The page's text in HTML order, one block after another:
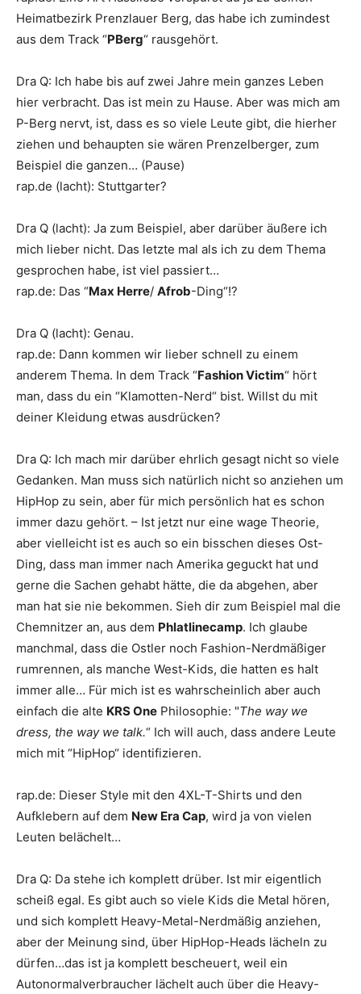
Heimatbezirk Prenzlauer Berg, das habe ich zumindest
aus dem Track “PBerg“ rausgehört.
Dra Q: Ich habe bis auf zwei Jahre mein ganzes Leben
hier verbracht. Das ist mein zu Hause. Aber was mich am
P-Berg nervt, ist, dass es so viele Leute gibt, die hierher
ziehen und behaupten sie wären Prenzelberger, zum
Beispiel die ganzen… (Pause)
rap.de (lacht): Stuttgarter?
Dra Q (lacht): Ja zum Beispiel, aber darüber äußere ich
mich lieber nicht. Das letzte mal als ich zu dem Thema
gesprochen habe, ist viel passiert…
rap.de: Das “Max Herre/ Afrob-Ding“!?
Dra Q (lacht): Genau.
rap.de: Dann kommen wir lieber schnell zu einem
anderem Thema. In dem Track “Fashion Victim“ hört
man, dass du ein “Klamotten-Nerd“ bist. Willst du mit
deiner Kleidung etwas ausdrücken?
Dra Q: Ich mach mir darüber ehrlich gesagt nicht so viele
Gedanken. Man muss sich natürlich nicht so anziehen um
HipHop zu sein, aber für mich persönlich hat es schon
immer dazu gehört. – Ist jetzt nur eine wage Theorie,
aber vielleicht ist es auch so ein bisschen dieses Ost-
Ding, dass man immer nach Amerika geguckt hat und
gerne die Sachen gehabt hätte, die da abgehen, aber
man hat sie nie bekommen. Sieh dir zum Beispiel mal die
Chemnitzer an, aus dem Phlatlinecamp. Ich glaube
manchmal, dass die Ostler noch Fashion-Nerdmäßiger
rumrennen, als manche West-Kids, die hatten es halt
immer alle… Für mich ist es wahrscheinlich aber auch
einfach die alte KRS One Philosophie: "The way we
dress, the way we talk.“ Ich will auch, dass andere Leute
mich mit “HipHop“ identifizieren.
rap.de: Dieser Style mit den 4XL-T-Shirts und den
Aufklebern auf dem New Era Cap, wird ja von vielen
Leuten belächelt…
Dra Q: Da stehe ich komplett drüber. Ist mir eigentlich
scheiß egal. Es gibt auch so viele Kids die Metal hören,
und sich komplett Heavy-Metal-Nerdmäßig anziehen,
aber der Meinung sind, über HipHop-Heads lächeln zu
dürfen…das ist ja komplett bescheuert, weil ein
Autonormalverbraucher lächelt auch über die Heavy-